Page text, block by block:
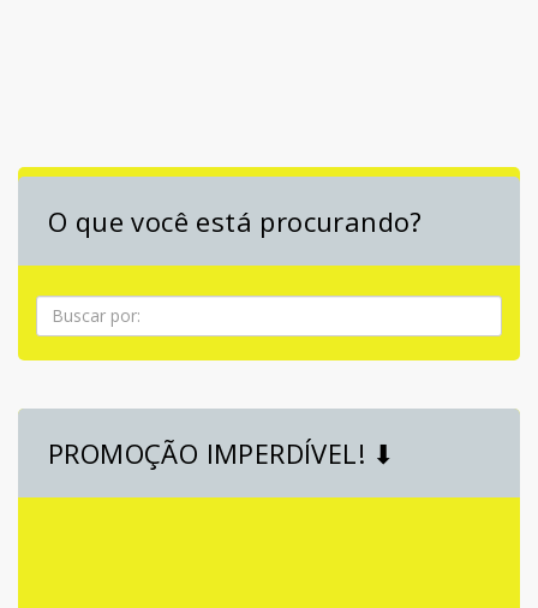
O que você está procurando?
Pesquisa
PROMOÇÃO IMPERDÍVEL! ⬇